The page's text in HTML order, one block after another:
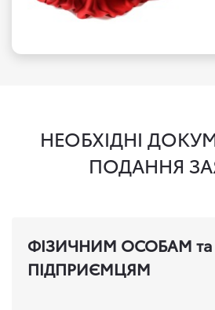
НЕОБХІДНІ
ПОДАННЯ
ФІЗИЧНИМ ОСОБАМ
ПІДПРИЄМЦЯМ